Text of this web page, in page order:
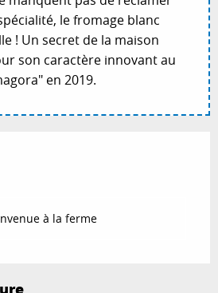
le fromage blanc
! Un secret de la maison
son caractère innovant au
en 2019.
à la ferme